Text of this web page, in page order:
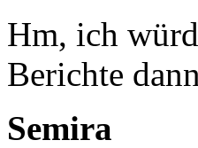
Hm, ich
Berichte
Semira